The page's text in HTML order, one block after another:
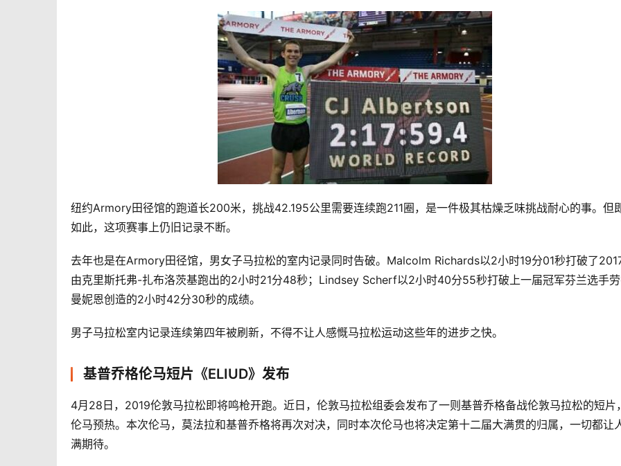
纽约Armory田径馆的跑道长200米，挑战42.195公里需要连续跑211圈，是一件极其枯燥乏味挑战耐心的事。但
如此，这项赛事上仍旧记录不断。
去年也是在Armory田径馆，男女子马拉松的室内记录同时告破。Malcolm Richards以2小时19分01秒打破了
由克里斯托弗-扎布洛茨基跑出的2小时21分48秒；Lindsey Scherf以2小时40分55秒打破上一届冠军芬兰选手
曼妮恩创造的2小时42分30秒的成绩。
男子马拉松室内记录连续第四年被刷新，不得不让人感慨马拉松运动这些年的进步之快。
基普乔格伦马短片《ELIUD》发布
4月28日，2019伦敦马拉松即将鸣枪开跑。近日，伦敦马拉松组委会发布了一则基普乔格备战伦敦马拉松的短片
伦马预热。本次伦马，莫法拉和基普乔格将再次对决，同时本次伦马也将决定第十二届大满贯的归属，一切都让
满期待。